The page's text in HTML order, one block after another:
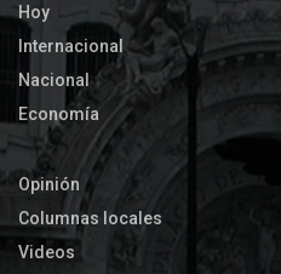
Hoy
Internacional
Nacional
Economía
Opinión
Columnas locales
Videos